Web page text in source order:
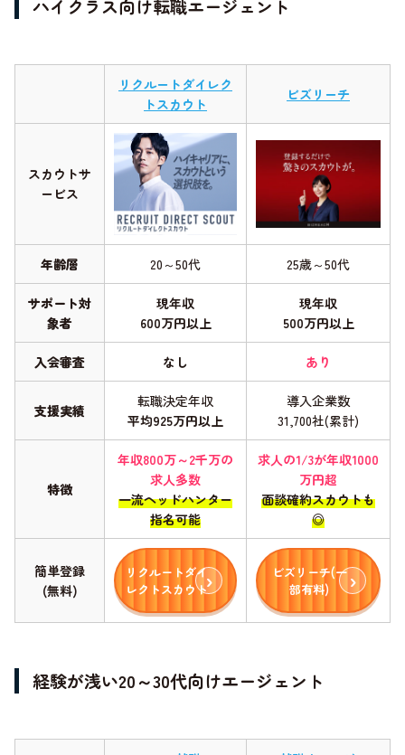
ハイクラス向け転職エージェント
リクルートダイレク
トスカウト
ビズリーチ
スカウトサ
ービス
年齢層 20～50代 25歳～50代
サポート対
象者
現年収
600万円以上
現年収
500万円以上
入会審査 なし あり
支援実績
転職決定年収
平均925万円以上
導入企業数
31,700社(累計)
特徴
年収800万～2千万の
求人多数
一流ヘッドハンター
指名可能
求人の1/3が年収1000
万円超
面談確約スカウトも
◎
簡単登録
(無料)
リクルートダイ
レクトスカウト
ビズリーチ(一
部有料)
経験が浅い20～30代向けエージェント